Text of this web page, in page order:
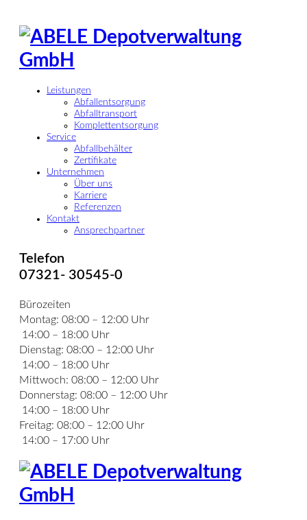
Leistungen
Abfallentsorgung
Abfalltransport
Komplettentsorgung
Service
Abfallbehälter
Zertifikate
Unternehmen
Über uns
Karriere
Referenzen
Kontakt
Ansprechpartner
Telefon
07321- 30545-0
Bürozeiten
Montag: 08:00 – 12:00 Uhr
14:00 – 18:00 Uhr
Dienstag: 08:00 – 12:00 Uhr
14:00 – 18:00 Uhr
Mittwoch: 08:00 – 12:00 Uhr
Donnerstag: 08:00 – 12:00 Uhr
14:00 – 18:00 Uhr
Freitag: 08:00 – 12:00 Uhr
14:00 – 17:00 Uhr